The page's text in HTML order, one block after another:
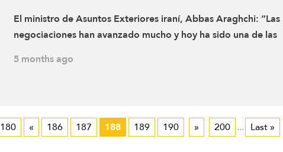
El ministro de Asuntos Exteriores iraní, Abbas Araghchi: “Las
negociaciones han avanzado mucho y hoy ha sido una de las
rondas de negociaciones más serias y prolongadas”
5 months ago
180 « 186 187 188 189 190 » 200 ... Last »